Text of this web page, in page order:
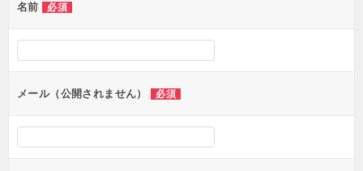
ー
シ
ン
名前 必須
メール（公開されません） 必須